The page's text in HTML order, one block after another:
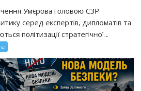
Умєрова головою СЗР
серед експертів, дипломатів та
політизації стратегічної...